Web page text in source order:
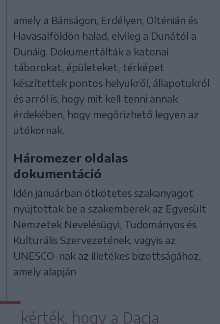
amely a Bánságon, Erdélyen, Olténián és
Havasalföldön halad, elvileg a Dunától a
Dunáig. Dokumentálták a katonai
táborokat, épületeket, térképet
készítettek pontos helyükről, állapotukról
és arról is, hogy mit kell tenni annak
érdekében, hogy megőrizhető legyen az
utókornak.
Háromezer oldalas
dokumentáció
Idén januárban ötkötetes szakanyagot
nyújtottak be a szakemberek az Egyesült
Nemzetek Nevelésügyi, Tudományos és
Kulturális Szervezetének, vagyis az
UNESCO-nak az illetékes bizottságához,
amely alapján
kérték, hogy a Dacia